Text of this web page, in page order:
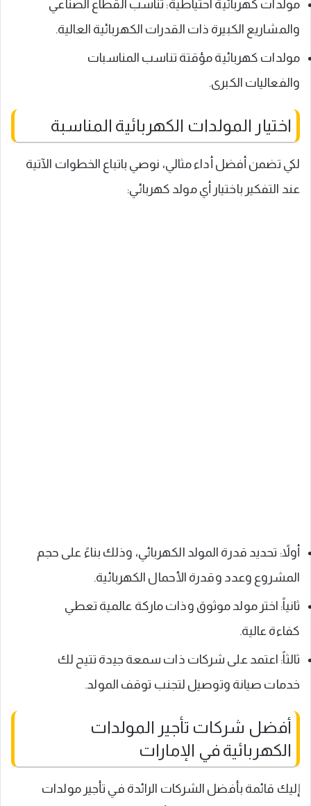
مولدات كهربائية احتياطية: تناسب القطاع الصناعي
والمشاريع الكبيرة ذات القدرات الكهربائية العالية.
مولدات كهربائية مؤقتة تناسب المناسبات
والفعاليات الكبرى.
اختيار المولدات الكهربائية المناسبة
لكي تضمن أفضل أداء مثالي، نوصي باتباع الخطوات الآتية
عند التفكير باختيار أي مولد كهربائي:
أولاً: تحديد قدرة المولد الكهربائي، وذلك بناءً على حجم
المشروع وعدد وقدرة الأحمال الكهربائية.
ثانياً: اختر مولد موثوق وذات ماركة عالمية تعطي
كفاءة عالية.
ثالثاً: اعتمد على شركات ذات سمعة جيدة تتيح لك
خدمات صيانة وتوصيل لتجنب توقف المولد.
أفضل شركات تأجير المولدات
الكهربائية في الإمارات
إليك قائمة بأفضل الشركات الرائدة في تأجير مولدات